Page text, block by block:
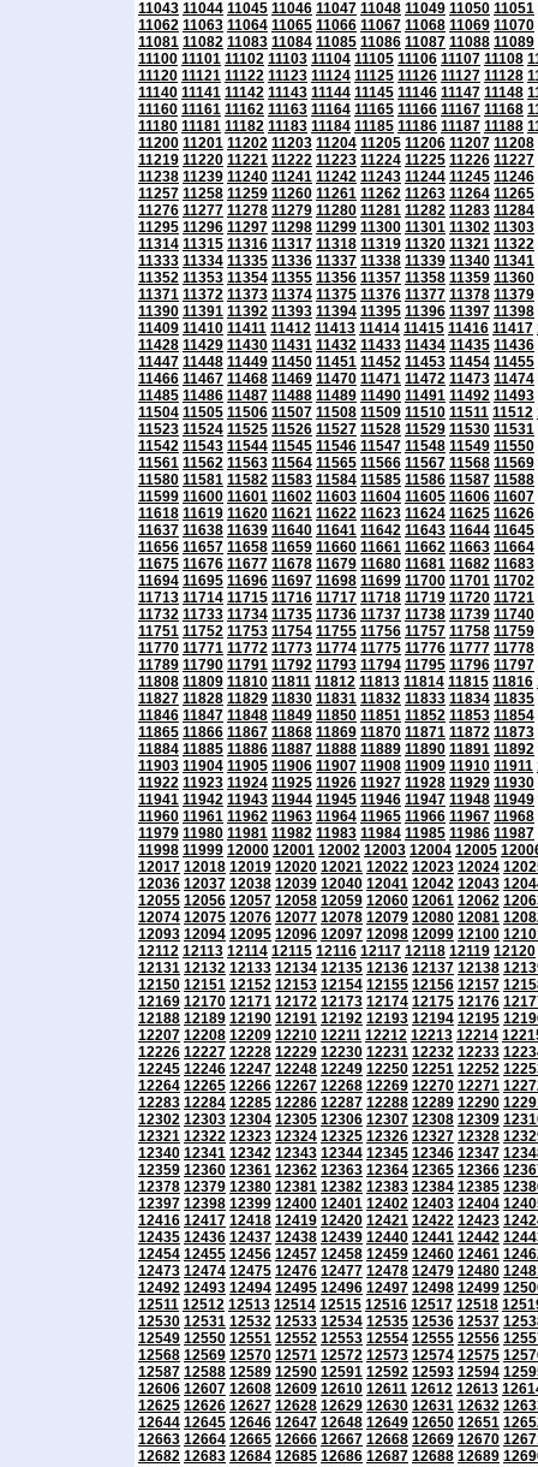
11043 11044 11045 11046 11047 11048 11049 11050 11051
11062 11063 11064 11065 11066 11067 11068 11069 11070
11081 11082 11083 11084 11085 11086 11087 11088 11089
11100 11101 11102 11103 11104 11105 11106 11107 11108
11120 11121 11122 11123 11124 11125 11126 11127 11128
11140 11141 11142 11143 11144 11145 11146 11147 11148
11160 11161 11162 11163 11164 11165 11166 11167 11168
11180 11181 11182 11183 11184 11185 11186 11187 11188
11200 11201 11202 11203 11204 11205 11206 11207 11208
11219 11220 11221 11222 11223 11224 11225 11226 11227
11238 11239 11240 11241 11242 11243 11244 11245 11246
11257 11258 11259 11260 11261 11262 11263 11264 11265
11276 11277 11278 11279 11280 11281 11282 11283 11284
11295 11296 11297 11298 11299 11300 11301 11302 11303
11314 11315 11316 11317 11318 11319 11320 11321 11322
11333 11334 11335 11336 11337 11338 11339 11340 11341
11352 11353 11354 11355 11356 11357 11358 11359 11360
11371 11372 11373 11374 11375 11376 11377 11378 11379
11390 11391 11392 11393 11394 11395 11396 11397 11398
11409 11410 11411 11412 11413 11414 11415 11416 11417
11428 11429 11430 11431 11432 11433 11434 11435 11436
11447 11448 11449 11450 11451 11452 11453 11454 11455
11466 11467 11468 11469 11470 11471 11472 11473 11474
11485 11486 11487 11488 11489 11490 11491 11492 11493
11504 11505 11506 11507 11508 11509 11510 11511 11512
11523 11524 11525 11526 11527 11528 11529 11530 11531
11542 11543 11544 11545 11546 11547 11548 11549 11550
11561 11562 11563 11564 11565 11566 11567 11568 11569
11580 11581 11582 11583 11584 11585 11586 11587 11588
11599 11600 11601 11602 11603 11604 11605 11606 11607
11618 11619 11620 11621 11622 11623 11624 11625 11626
11637 11638 11639 11640 11641 11642 11643 11644 11645
11656 11657 11658 11659 11660 11661 11662 11663 11664
11675 11676 11677 11678 11679 11680 11681 11682 11683
11694 11695 11696 11697 11698 11699 11700 11701 11702
11713 11714 11715 11716 11717 11718 11719 11720 11721
11732 11733 11734 11735 11736 11737 11738 11739 11740
11751 11752 11753 11754 11755 11756 11757 11758 11759
11770 11771 11772 11773 11774 11775 11776 11777 11778
11789 11790 11791 11792 11793 11794 11795 11796 11797
11808 11809 11810 11811 11812 11813 11814 11815 11816
11827 11828 11829 11830 11831 11832 11833 11834 11835
11846 11847 11848 11849 11850 11851 11852 11853 11854
11865 11866 11867 11868 11869 11870 11871 11872 11873
11884 11885 11886 11887 11888 11889 11890 11891 11892
11903 11904 11905 11906 11907 11908 11909 11910 11911
11922 11923 11924 11925 11926 11927 11928 11929 11930
11941 11942 11943 11944 11945 11946 11947 11948 11949
11960 11961 11962 11963 11964 11965 11966 11967 11968
11979 11980 11981 11982 11983 11984 11985 11986 11987
11998 11999 12000 12001 12002 12003 12004 12005
12017 12018 12019 12020 12021 12022 12023 12024
12036 12037 12038 12039 12040 12041 12042 12043
12055 12056 12057 12058 12059 12060 12061 12062
12074 12075 12076 12077 12078 12079 12080 12081
12093 12094 12095 12096 12097 12098 12099 12100
12112 12113 12114 12115 12116 12117 12118 12119 12120
12131 12132 12133 12134 12135 12136 12137 12138
12150 12151 12152 12153 12154 12155 12156 12157
12169 12170 12171 12172 12173 12174 12175 12176
12188 12189 12190 12191 12192 12193 12194 12195
12207 12208 12209 12210 12211 12212 12213 12214
12226 12227 12228 12229 12230 12231 12232 12233
12245 12246 12247 12248 12249 12250 12251 12252
12264 12265 12266 12267 12268 12269 12270 12271
12283 12284 12285 12286 12287 12288 12289 12290
12302 12303 12304 12305 12306 12307 12308 12309
12321 12322 12323 12324 12325 12326 12327 12328
12340 12341 12342 12343 12344 12345 12346 12347
12359 12360 12361 12362 12363 12364 12365 12366
12378 12379 12380 12381 12382 12383 12384 12385
12397 12398 12399 12400 12401 12402 12403 12404
12416 12417 12418 12419 12420 12421 12422 12423
12435 12436 12437 12438 12439 12440 12441 12442
12454 12455 12456 12457 12458 12459 12460 12461
12473 12474 12475 12476 12477 12478 12479 12480
12492 12493 12494 12495 12496 12497 12498 12499
12511 12512 12513 12514 12515 12516 12517 12518
12530 12531 12532 12533 12534 12535 12536 12537
12549 12550 12551 12552 12553 12554 12555 12556
12568 12569 12570 12571 12572 12573 12574 12575
12587 12588 12589 12590 12591 12592 12593 12594
12606 12607 12608 12609 12610 12611 12612 12613
12625 12626 12627 12628 12629 12630 12631 12632
12644 12645 12646 12647 12648 12649 12650 12651
12663 12664 12665 12666 12667 12668 12669 12670
12682 12683 12684 12685 12686 12687 12688 12689